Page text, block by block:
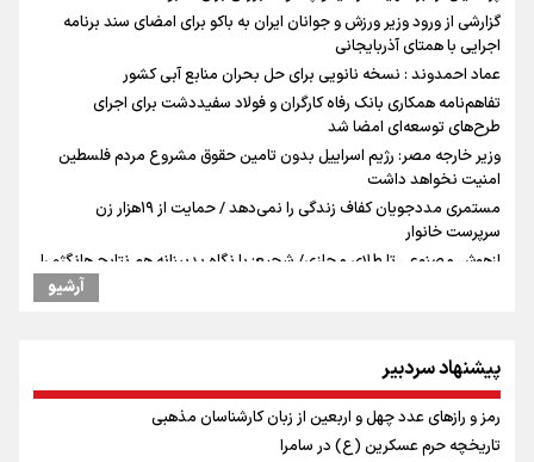
گزارشی از ورود وزیر ورزش و جوانان ایران به باکو برای امضای سند برنامه
اجرایی با همتای آذربایجانی
عماد احمدوند : نسخه نانویی برای حل بحران منابع آبی کشور
تفاهم‌نامه همکاری بانک رفاه کارگران و فولاد سفیددشت برای اجرای
طرح‌های توسعه‌ای امضا شد
وزیر خارجه مصر: رژیم اسراییل بدون تامین حقوق مشروع مردم فلسطین
امنیت نخواهد داشت
مستمری مددجویان کفاف زندگی را نمی‌دهد / حمایت از ۱۹هزار زن‌
سرپرست خانوار
ازهوش مصنوعی تا طلای مجازی/ شجیع: با نگاه بدبینانه هم نتایج هانگژو را
ارتش در آمادگی کامل قرار دارد/ توان رزم ارتش بی وقفه در حال ارتقا است
ونس: ایرانی‌ها مذاکره‌کنندگان سرسختی هستند
رادین زینالی، ملی پوش تکواندو : قدم به قدم تلاش می کنم تا به طلای
المپیک برسم
آرشیو
پیشنهاد سردبیر
رمز و رازهای عدد چهل و اربعین از زبان کارشناسان مذهبی
تاریخچه حرم عسکرین (ع) در سامرا